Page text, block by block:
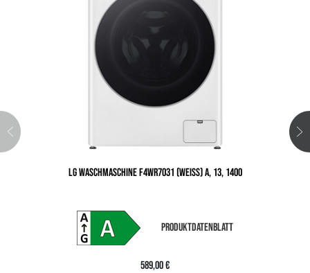
LG WASCHMASCHINE F4WR7031 (WEISS) A, 13, 1400
PRODUKTDATENBLATT
589,00 €